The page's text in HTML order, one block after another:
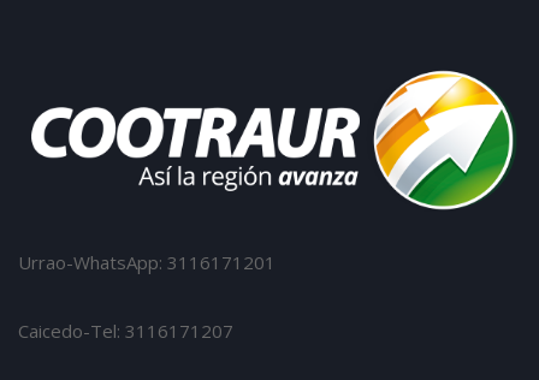
Urrao-WhatsApp: 3116171201
Caicedo-Tel: 3116171207